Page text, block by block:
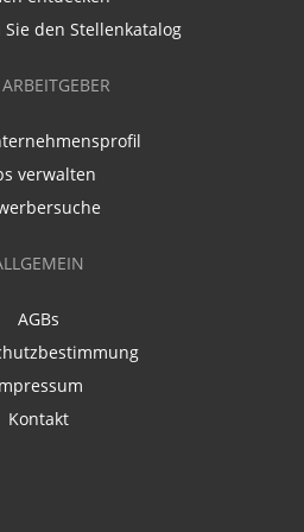
den Stellenkatalog
verwalten
AGBs
Kontakt